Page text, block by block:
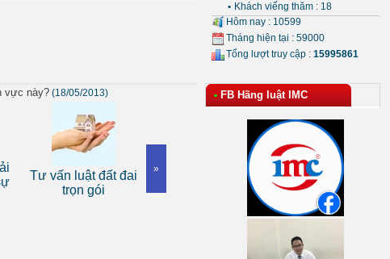
vực này? (18/05/2013)
»
Tư vấn luật đất đai
trọn gói
Dịch vụ luật sư tranh
Dịch vụ tư vấn pháp
luật doanh nghiệp uy
tín
• Khách viếng thăm : 18
Hôm nay : 10599
Tháng hiện tại : 59000
Tổng lượt truy cập : 15995861
• FB Hãng luật IMC